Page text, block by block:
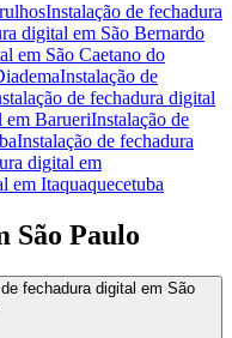
Instalação de fechadura
digital em São Bernardo
em São Caetano do
Instalação de
de fechadura digital
em BarueriInstalação de
Instalação de fechadura
digital em
em Itaquaquecetuba
São Paulo
fechadura digital em São